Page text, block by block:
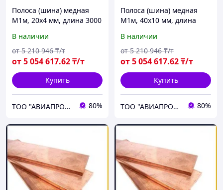
Полоса (шина) медная
М1м, 20х4 мм, длина 3000
В наличии
от5 054 617.62₸/т
от 5 210 946 ₸/т
Купить
ТОО "АВИАПРОМСТАЛЬ" 80%
Полоса (шина) медная
М1м, 40х10 мм, длина
В наличии
от5 054 617.62₸/т
от 5 210 946 ₸/т
Купить
ТОО "АВИАПРОМСТАЛЬ" 80%